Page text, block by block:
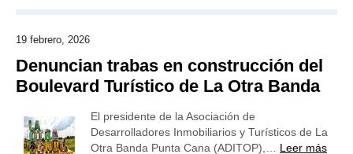
19 febrero, 2026
Denuncian trabas en construcción del
Boulevard Turístico de La Otra Banda
El presidente de la Asociación de
Desarrolladores Inmobiliarios y Turísticos de La
Otra Banda Punta Cana (ADITOP),… Leer más